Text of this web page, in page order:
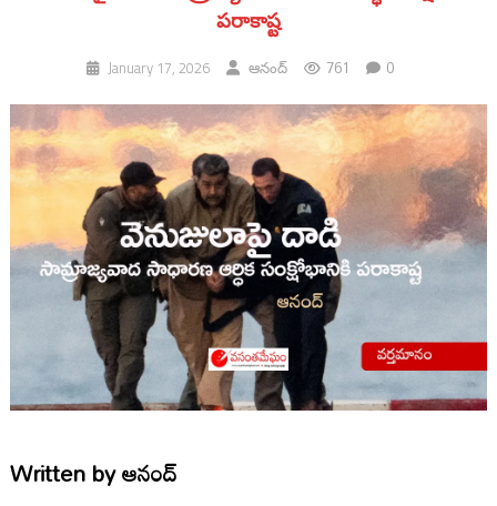
పరాకాష్ట
January 17, 2026 ఆనంద్ 761 0
Written byఆనంద్